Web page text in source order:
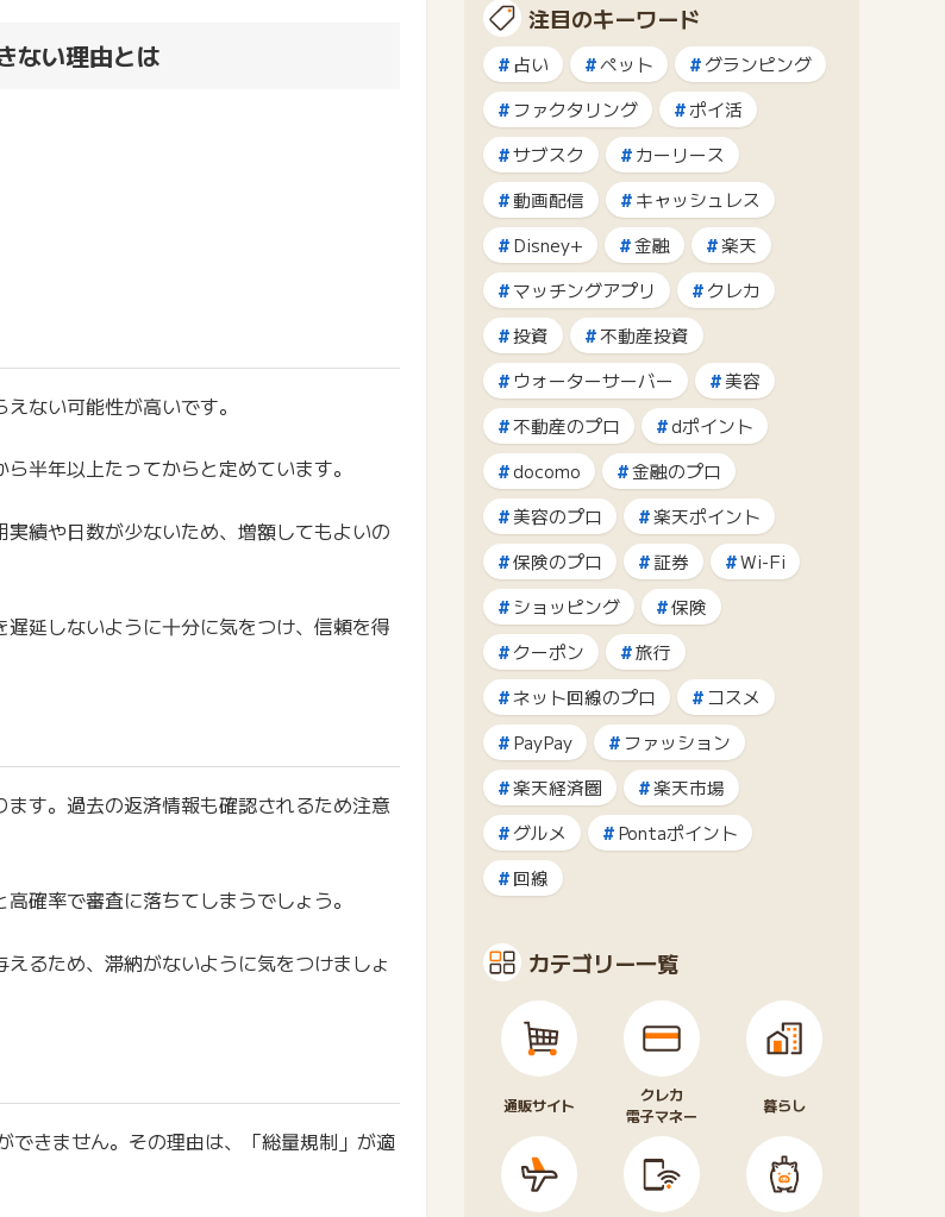
ない理由とは
ない可能性が高いです。
半年以上たってからと定めています。
績や日数が少ないため、増額してもよいの
延しないように十分に気をつけ、信頼を得
す。過去の返済情報も確認されるため注意
確率で審査に落ちてしまうでしょう。
るため、滞納がないように気をつけましょ
きません。その理由は、「総量規制」が適
注目のキーワード
占い ペット
グランピング
ファクタリング
ポイ活
サブスク
カーリース
動画配信
キャッシュレス
Disney+
金融
楽天
マッチングアプリ
クレカ
投資
不動産投資
ウォーターサーバー
美容
不動産のプロ
dポイント
docomo
金融のプロ
美容のプロ
楽天ポイント
保険のプロ
証券
Wi-Fi
ショッピング
保険
クーポン
旅行
ネット回線のプロ
コスメ
PayPay
ファッション
楽天経済圏
楽天市場
グルメ
Pontaポイント
回線
カテゴリー一覧
通販サイト
クレカ
電子マネー
暮らし